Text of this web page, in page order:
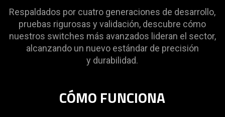
Respaldados por cuatro generaciones de desarrollo,
pruebas rigurosas y validación, descubre cómo
nuestros switches más avanzados lideran el sector,
alcanzando un nuevo estándar de precisión
y durabilidad.
CÓMO FUNCIONA